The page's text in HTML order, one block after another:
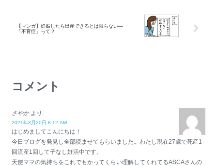
【マンガ】妊娠したら出産できるとは限らない—
「不育症」って？
コメント
さやか より:
2021年3月20日 8:12 AM
はじめましてこんにちは！
今日ブログを発見し全部読ませてもらいました。わたし現在27歳で死産1
回流産1回して子なし妊活中です。
天使ママの気持ちをこれでもかってくらい理解してくれてるASCAさんの